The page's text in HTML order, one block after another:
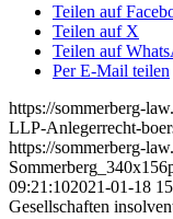
Teilen auf
Teilen auf X
Teilen auf
Per E-Mail teilen
https://sommerberg-
LLP-Anlegerrecht-
https://sommerberg-
09:21:102021-01-18
Gesellschaften